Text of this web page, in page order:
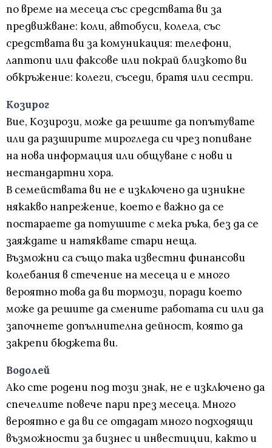
по време на месеца със средствата ви за
предвижване: коли, автобуси, колела, със
средствата ви за комуникация: телефони,
лаптопи или факсове или покрай близкото ви
обкръжение: колеги, съседи, братя или сестри.
Козирог
Вие, Козирози, може да решите да попътувате
или да разширите мирогледа си чрез попиване
на нова информация или общуване с нови и
нестандартни хора.
В семействата ви не е изключено да изникне
някакво напрежение, което е важно да се
постараете да потушите с мека ръка, без да се
заяждате и натяквате стари неща.
Възможни са също така известни финансови
колебания в стечение на месеца и е много
вероятно това да ви тормози, поради което
може да решите да смените работата си или да
започнете допълнителна дейност, която да
закрепи бюджета ви.
Водолей
Ако сте родени под този знак, не е изключено да
спечелите повече пари през месеца. Много
вероятно е да ви се отдадат много подходящи
възможности за бизнес и инвестиции, както и